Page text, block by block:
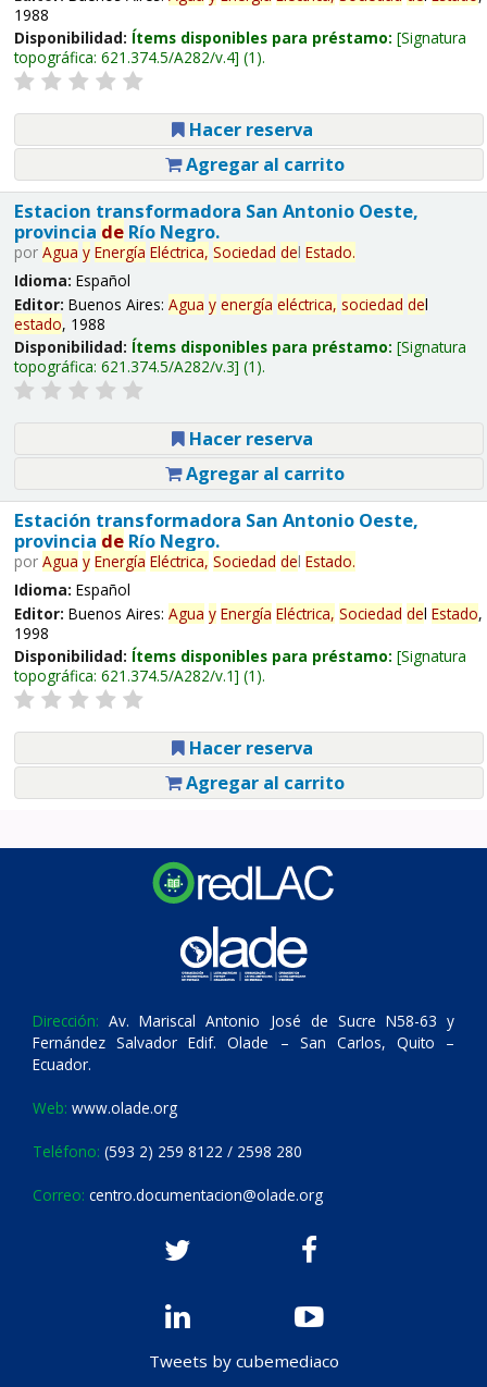
1988
Disponibilidad: Ítems disponibles para préstamo: Signatura
topográfica: 621.374.5/A282/v.4 (1).
Hacer reserva
Agregar al carrito
Estacion transformadora San Antonio Oeste,
provincia deRío Negro.
por Agua y Energía Eléctrica, Sociedad del Estado.
Idioma: Español
Editor: Buenos Aires: Agua y energía eléctrica, sociedad del
estado, 1988
Disponibilidad: Ítems disponibles para préstamo: Signatura
topográfica: 621.374.5/A282/v.3 (1).
Hacer reserva
Agregar al carrito
Estación transformadora San Antonio Oeste,
provincia deRío Negro.
por Agua y Energía Eléctrica, Sociedad del Estado.
Idioma: Español
Editor: Buenos Aires: Agua y Energía Eléctrica, Sociedad del Estado,
1998
Disponibilidad: Ítems disponibles para préstamo: Signatura
topográfica: 621.374.5/A282/v.1 (1).
Hacer reserva
Agregar al carrito
Dirección: Av. Mariscal Antonio José de Sucre N58-63 y
Fernández Salvador Edif. Olade – San Carlos, Quito –
Ecuador.
Web: www.olade.org
Teléfono: (593 2) 259 8122 / 2598 280
Correo: centro.documentacion@olade.org
Tweets by cubemediaco